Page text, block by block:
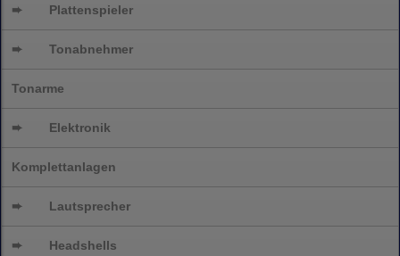
➨ Plattenspieler
➨ Tonabnehmer
Tonarme
➨ Elektronik
Komplettanlagen
➨ Lautsprecher
➨ Headshells